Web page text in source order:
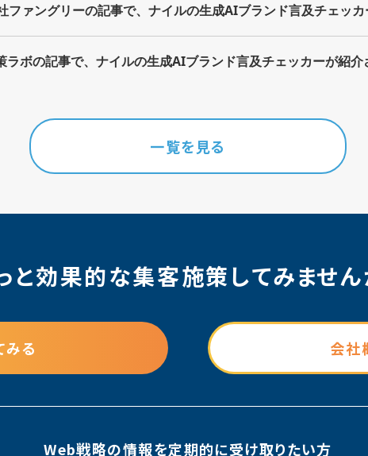
ファングリーの記事で、ナイルの生成AIブランド言及チェッ
ラボの記事で、ナイルの生成AIブランド言及チェッカーが紹介
一覧を見る
と効果的な集客施策してみません
みる 会社
Web戦略の情報を定期的に受け取りたい方